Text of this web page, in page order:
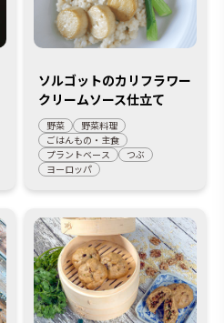
ソルゴットのカリフラワー
クリームソース仕立て
野菜
野菜料理
ごはんもの・主食
プラントベース
つぶ
ヨーロッパ